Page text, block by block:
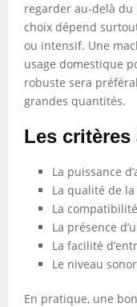
regarder au-delà du
choix dépend
ou intensif. Une
usage domestique
robuste sera
grandes quantités.
Les critères
La puissance
La qualité de
La
La présence
La facilité
Le niveau
En pratique, une